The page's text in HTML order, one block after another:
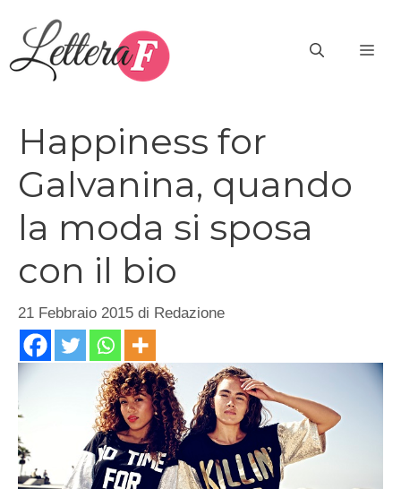
contenuto
Happiness for
Galvanina, quando
la moda si sposa
con il bio
21 Febbraio 2015 di Redazione